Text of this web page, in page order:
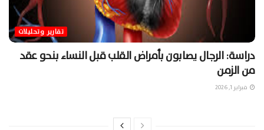
تقارير وتحليلات
دراسة: الرجال يصابون بأمراض القلب قبل النساء بنحو عقد
من الزمن
فبراير 1, 2026